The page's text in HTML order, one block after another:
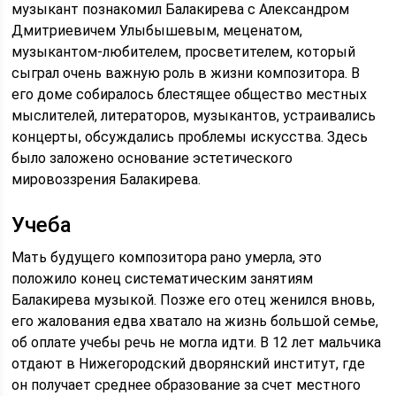
музыкант познакомил Балакирева с Александром
Дмитриевичем Улыбышевым, меценатом,
музыкантом-любителем, просветителем, который
сыграл очень важную роль в жизни композитора. В
его доме собиралось блестящее общество местных
мыслителей, литераторов, музыкантов, устраивались
концерты, обсуждались проблемы искусства. Здесь
было заложено основание эстетического
мировоззрения Балакирева.
Учеба
Мать будущего композитора рано умерла, это
положило конец систематическим занятиям
Балакирева музыкой. Позже его отец женился вновь,
его жалования едва хватало на жизнь большой семье,
об оплате учебы речь не могла идти. В 12 лет мальчика
отдают в Нижегородский дворянский институт, где
он получает среднее образование за счет местного